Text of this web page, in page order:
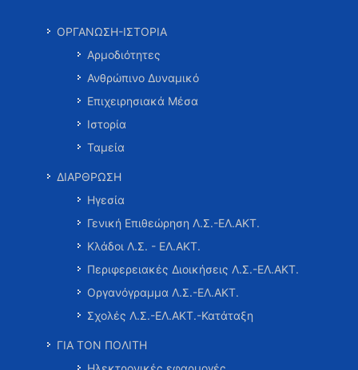
ΟΡΓΑΝΩΣΗ-ΙΣΤΟΡΙΑ
Αρμοδιότητες
Ανθρώπινο Δυναμικό
Επιχειρησιακά Μέσα
Ιστορία
Ταμεία
ΔΙΑΡΘΡΩΣΗ
Ηγεσία
Γενική Επιθεώρηση Λ.Σ.-ΕΛ.ΑΚΤ.
Κλάδοι Λ.Σ. - ΕΛ.ΑΚΤ.
Περιφερειακές Διοικήσεις Λ.Σ.-ΕΛ.ΑΚΤ.
Οργανόγραμμα Λ.Σ.-ΕΛ.ΑΚΤ.
Σχολές Λ.Σ.-ΕΛ.ΑΚΤ.-Κατάταξη
ΓΙΑ ΤΟΝ ΠΟΛΙΤΗ